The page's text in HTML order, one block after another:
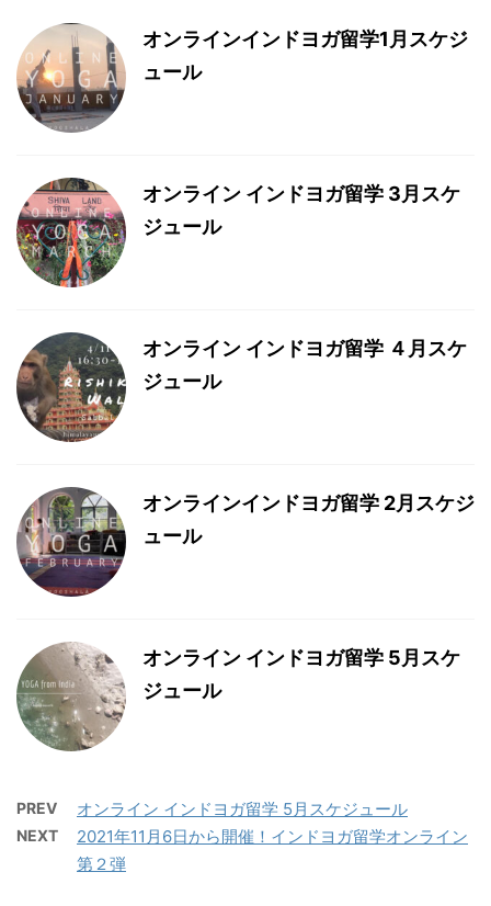
オンラインインドヨガ留学1月スケジ
ュール
オンライン インドヨガ留学 3月スケ
ジュール
オンライン インドヨガ留学 ４月スケ
ジュール
オンラインインドヨガ留学 2月スケジ
ュール
オンライン インドヨガ留学 5月スケ
ジュール
PREV オンライン インドヨガ留学 5月スケジュール
NEXT
2021年11月6日から開催！インドヨガ留学オンライン
第２弾